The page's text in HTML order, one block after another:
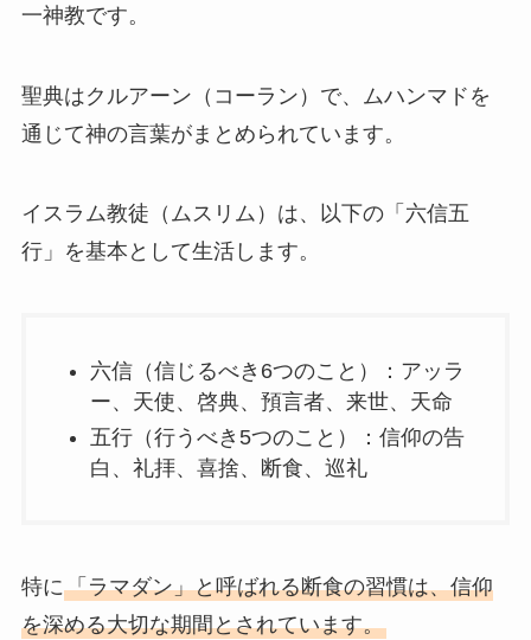
一神教です。
聖典はクルアーン（コーラン）で、ムハンマドを
通じて神の言葉がまとめられています。
イスラム教徒（ムスリム）は、以下の「六信五
行」を基本として生活します。
六信（信じるべき6つのこと）：アッラ
ー、天使、啓典、預言者、来世、天命
五行（行うべき5つのこと）：信仰の告
白、礼拝、喜捨、断食、巡礼
特に「ラマダン」と呼ばれる断食の習慣は、信仰
を深める大切な期間とされています。